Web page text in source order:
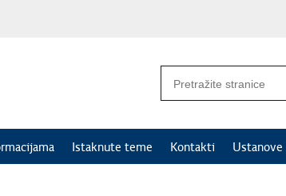
Istaknute teme Kontakti Ustanove